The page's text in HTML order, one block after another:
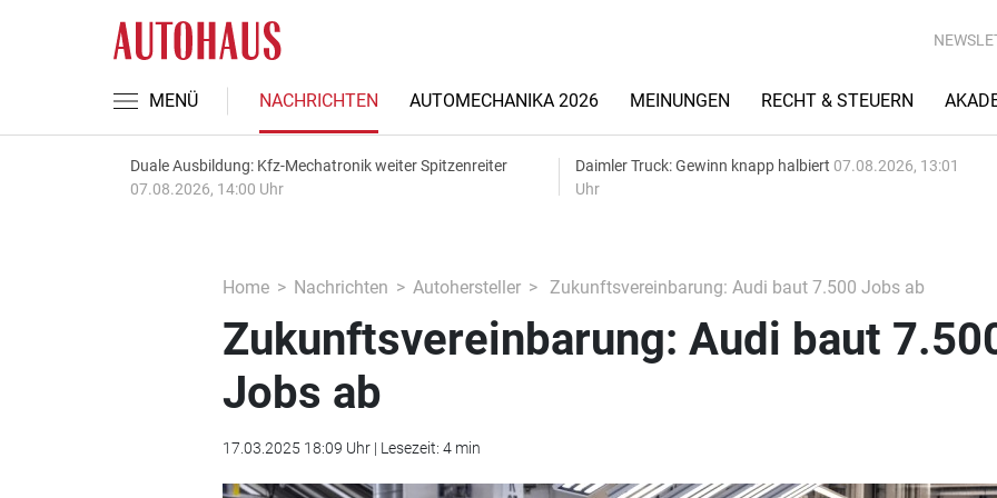
MENÜ NACHRICHTEN AUTOMECHANIKA 2026 MEINUNGEN RECHT & STEUERN
Duale Ausbildung: Kfz-Mechatronik weiter Spitzenreiter
07.08.2026, 14:00 Uhr
Daimler Truck: Gewinn knapp halbiert 07.08.2026, 13:01
Uhr
Home Nachrichten Autohersteller Zukunftsvereinbarung: Audi baut 7.500 Jobs ab
Zukunftsvereinbarung: Audi baut
Jobs ab
17.03.2025 18:09 Uhr | Lesezeit: 4 min